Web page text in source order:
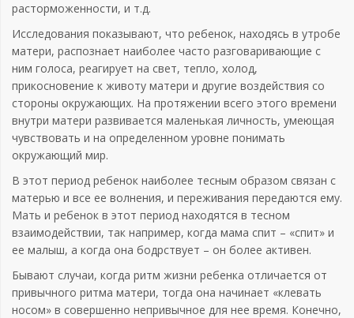
расторможенности, и т.д.
Исследования показывают, что ребенок, находясь в утробе
матери, распознает наиболее часто разговаривающие с
ним голоса, реагирует на свет, тепло, холод,
прикосновение к животу матери и другие воздействия со
стороны окружающих. На протяжении всего этого времени
внутри матери развивается маленькая личность, умеющая
чувствовать и на определенном уровне понимать
окружающий мир.
В этот период ребенок наиболее тесным образом связан с
матерью и все ее волнения, и переживания передаются ему.
Мать и ребенок в этот период находятся в тесном
взаимодействии, так например, когда мама спит – «спит» и
ее малыш, а когда она бодрствует – он более активен.
Бывают случаи, когда ритм жизни ребенка отличается от
привычного ритма матери, тогда она начинает «клевать
носом» в совершенно непривычное для нее время. Конечно,